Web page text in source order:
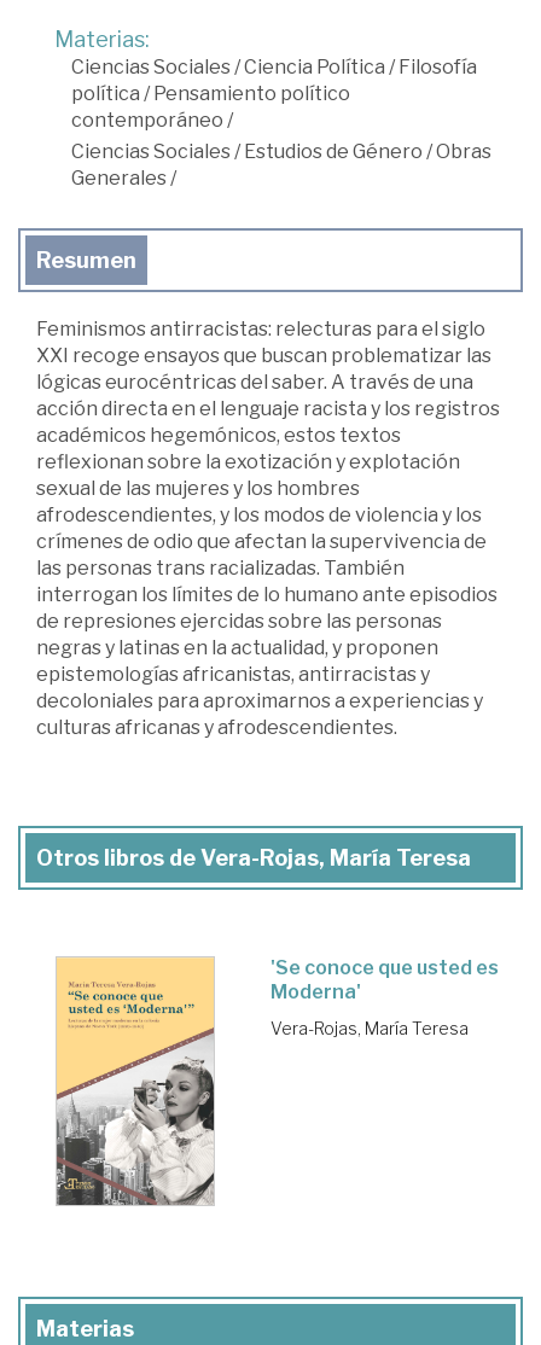
Materias:
Ciencias Sociales /Ciencia Política /Filosofía
política /Pensamiento político
contemporáneo /
Ciencias Sociales /Estudios de Género /Obras
Generales /
Resumen
Feminismos antirracistas: relecturas para el siglo
XXI recoge ensayos que buscan problematizar las
lógicas eurocéntricas del saber. A través de una
acción directa en el lenguaje racista y los registros
académicos hegemónicos, estos textos
reflexionan sobre la exotización y explotación
sexual de las mujeres y los hombres
afrodescendientes, y los modos de violencia y los
crímenes de odio que afectan la supervivencia de
las personas trans racializadas. También
interrogan los límites de lo humano ante episodios
de represiones ejercidas sobre las personas
negras y latinas en la actualidad, y proponen
epistemologías africanistas, antirracistas y
decoloniales para aproximarnos a experiencias y
culturas africanas y afrodescendientes.
Otros libros de Vera-Rojas, María Teresa
'Se conoce que usted es
Moderna'
Vera-Rojas, María Teresa
Materias